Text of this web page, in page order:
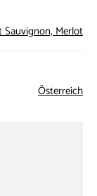
Sauvignon,Merlot
Österreich